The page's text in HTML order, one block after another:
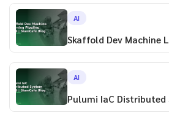
AI
Skaffold Dev Machine
AI
Pulumi IaC Distributed